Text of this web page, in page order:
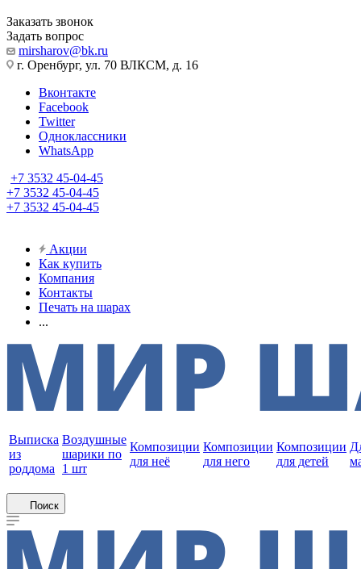
Заказать звонок
Задать вопрос
mirsharov@bk.ru
г. Оренбург, ул. 70 ВЛКСМ, д. 16
Вконтакте
Facebook
Twitter
Одноклассники
WhatsApp
+7 3532 45-04-45
+7 3532 45-04-45
+7 3532 45-04-45
Акции
Как купить
Компания
Контакты
Печать на шарах
...
Выписка
из
роддома
Воздушные
шарики по
1 шт
Композиции
для неё
Композиции
для него
Композиции
для детей
Поиск